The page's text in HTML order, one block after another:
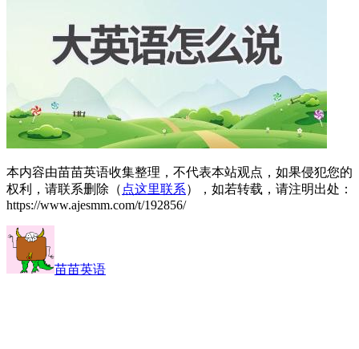
本内容由苗苗英语收集整理，不代表本站观点，如果侵犯您的
权利，请联系删除（ 点这里联系），如若转载，请注明出处：
https://www.ajesmm.com/t/192856/
苗苗英语